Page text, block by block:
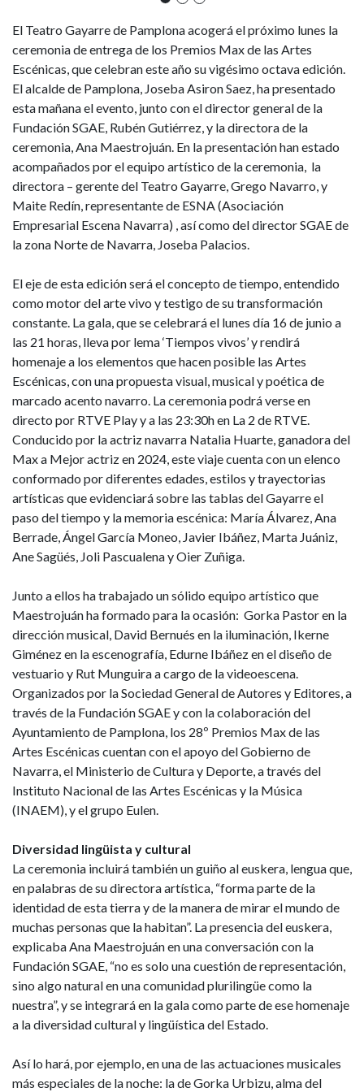
El Teatro Gayarre de Pamplona acogerá el próximo lunes la
ceremonia de entrega de los Premios Max de las Artes
Escénicas, que celebran este año su vigésimo octava edición.
El alcalde de Pamplona, Joseba Asiron Saez, ha presentado
esta mañana el evento, junto con el director general de la
Fundación SGAE, Rubén Gutiérrez, y la directora de la
ceremonia, Ana Maestrojuán. En la presentación han estado
acompañados por el equipo artístico de la ceremonia, la
directora – gerente del Teatro Gayarre, Grego Navarro, y
Maite Redín, representante de ESNA (Asociación
Empresarial Escena Navarra) , así como del director SGAE de
la zona Norte de Navarra, Joseba Palacios.
El eje de esta edición será el concepto de tiempo, entendido
como motor del arte vivo y testigo de su transformación
constante. La gala, que se celebrará el lunes día 16 de junio a
las 21 horas, lleva por lema ‘Tiempos vivos’ y rendirá
homenaje a los elementos que hacen posible las Artes
Escénicas, con una propuesta visual, musical y poética de
marcado acento navarro. La ceremonia podrá verse en
directo por RTVE Play y a las 23:30h en La 2 de RTVE.
Conducido por la actriz navarra Natalia Huarte, ganadora del
Max a Mejor actriz en 2024, este viaje cuenta con un elenco
conformado por diferentes edades, estilos y trayectorias
artísticas que evidenciará sobre las tablas del Gayarre el
paso del tiempo y la memoria escénica: María Álvarez, Ana
Berrade, Ángel García Moneo, Javier Ibáñez, Marta Juániz,
Ane Sagüés, Joli Pascualena y Oier Zuñiga.
Junto a ellos ha trabajado un sólido equipo artístico que
Maestrojuán ha formado para la ocasión: Gorka Pastor en la
dirección musical, David Bernués en la iluminación, Ikerne
Giménez en la escenografía, Edurne Ibáñez en el diseño de
vestuario y Rut Munguira a cargo de la videoescena.
Organizados por la Sociedad General de Autores y Editores, a
través de la Fundación SGAE y con la colaboración del
Ayuntamiento de Pamplona, los 28º Premios Max de las
Artes Escénicas cuentan con el apoyo del Gobierno de
Navarra, el Ministerio de Cultura y Deporte, a través del
Instituto Nacional de las Artes Escénicas y la Música
(INAEM), y el grupo Eulen.
Diversidad lingüista y cultural
La ceremonia incluirá también un guiño al euskera, lengua que,
en palabras de su directora artística, “forma parte de la
identidad de esta tierra y de la manera de mirar el mundo de
muchas personas que la habitan”. La presencia del euskera,
explicaba Ana Maestrojuán en una conversación con la
Fundación SGAE, “no es solo una cuestión de representación,
sino algo natural en una comunidad plurilingüe como la
nuestra”, y se integrará en la gala como parte de ese homenaje
a la diversidad cultural y lingüística del Estado.
Así lo hará, por ejemplo, en una de las actuaciones musicales
más especiales de la noche: la de Gorka Urbizu, alma del